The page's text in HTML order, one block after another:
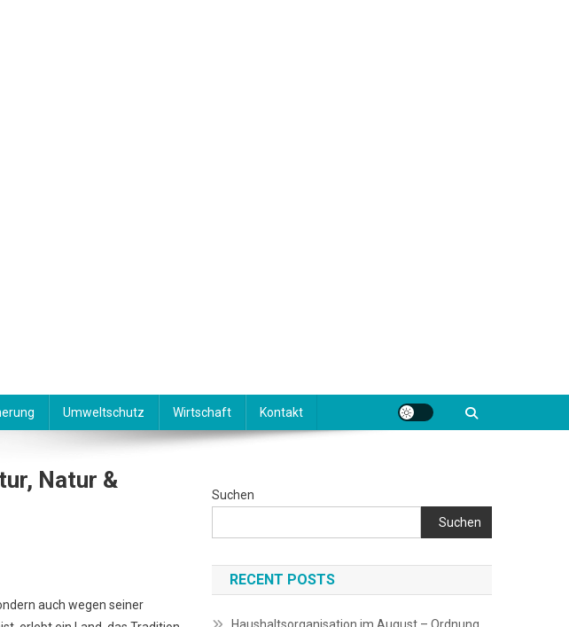
Umweltschutz Wirtschaft Kontakt
Natur &
auch wegen seiner
Suchen
Suchen
RECENT POSTS